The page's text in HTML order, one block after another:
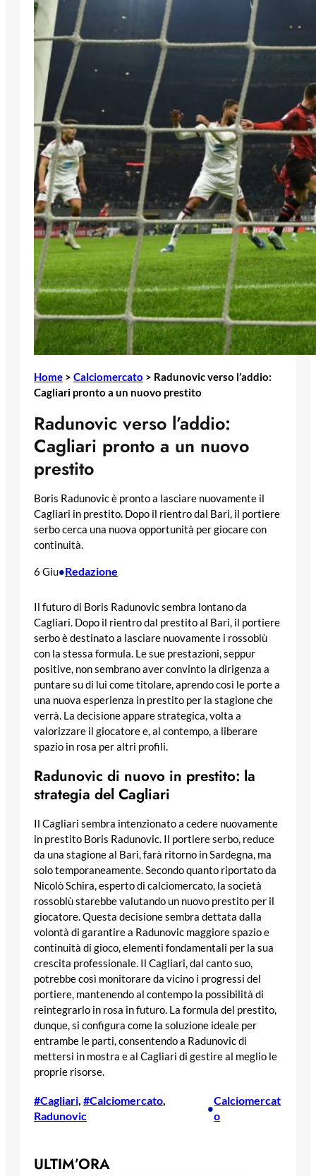
Home > Calciomercato > Radunovic verso l’addio:
Cagliari pronto a un nuovo prestito
Radunovic verso l’addio:
Cagliari pronto a un nuovo
prestito
Boris Radunovic è pronto a lasciare nuovamente il
Cagliari in prestito. Dopo il rientro dal Bari, il portiere
serbo cerca una nuova opportunità per giocare con
continuità.
6 Giu•Redazione
Il futuro di Boris Radunovic sembra lontano da
Cagliari. Dopo il rientro dal prestito al Bari, il portiere
serbo è destinato a lasciare nuovamente i rossoblù
con la stessa formula. Le sue prestazioni, seppur
positive, non sembrano aver convinto la dirigenza a
puntare su di lui come titolare, aprendo così le porte a
una nuova esperienza in prestito per la stagione che
verrà. La decisione appare strategica, volta a
valorizzare il giocatore e, al contempo, a liberare
spazio in rosa per altri profili.
Radunovic di nuovo in prestito: la
strategia del Cagliari
Il Cagliari sembra intenzionato a cedere nuovamente
in prestito Boris Radunovic. Il portiere serbo, reduce
da una stagione al Bari, farà ritorno in Sardegna, ma
solo temporaneamente. Secondo quanto riportato da
Nicolò Schira, esperto di calciomercato, la società
rossoblù starebbe valutando un nuovo prestito per il
giocatore. Questa decisione sembra dettata dalla
volontà di garantire a Radunovic maggiore spazio e
continuità di gioco, elementi fondamentali per la sua
crescita professionale. Il Cagliari, dal canto suo,
potrebbe così monitorare da vicino i progressi del
portiere, mantenendo al contempo la possibilità di
reintegrarlo in rosa in futuro. La formula del prestito,
dunque, si configura come la soluzione ideale per
entrambe le parti, consentendo a Radunovic di
mettersi in mostra e al Cagliari di gestire al meglio le
proprie risorse.
#Cagliari, #Calciomercato
Radunovic
•
Calciomercat
o
ULTIM’ORA